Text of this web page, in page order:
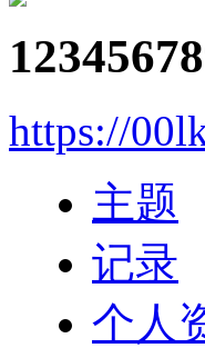
https://
主题
记录
个人